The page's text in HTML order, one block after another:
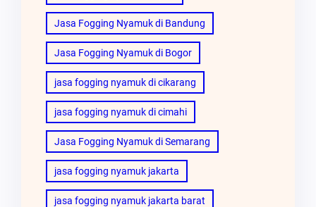
Jasa Fogging Nyamuk di Bandung
Jasa Fogging Nyamuk di Bogor
jasa fogging nyamuk di cikarang
jasa fogging nyamuk di cimahi
Jasa Fogging Nyamuk di Semarang
jasa fogging nyamuk jakarta
jasa fogging nyamuk jakarta barat